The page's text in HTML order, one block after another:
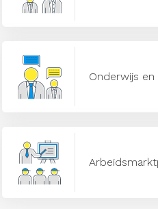
Onderwijs